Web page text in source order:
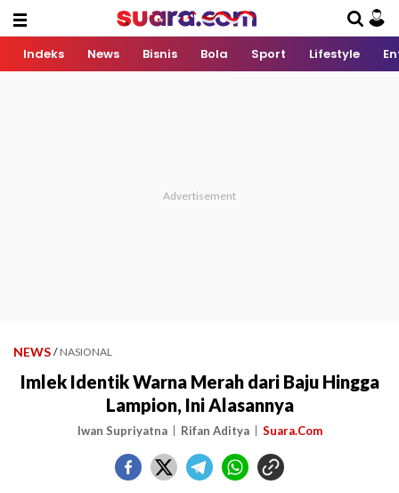
Indeks News Bisnis Bola Sport Lifestyle
NEWS / NASIONAL
Imlek Identik Warna Merah dari Baju Hingga
Lampion, Ini Alasannya
Iwan Supriyatna Rifan Aditya Suara.Com